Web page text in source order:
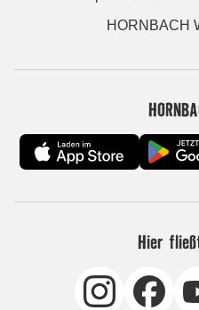
HORNBACH
Hier